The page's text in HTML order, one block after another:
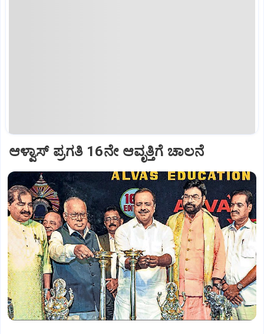
ಆಳ್ವಾಸ್‌ ಪ್ರಗತಿ 16ನೇ ಆವೃತ್ತಿಗೆ ಚಾಲನೆ